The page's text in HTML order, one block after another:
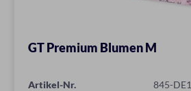
GT Premium Blumen M
Artikel-Nr.
845-DE1